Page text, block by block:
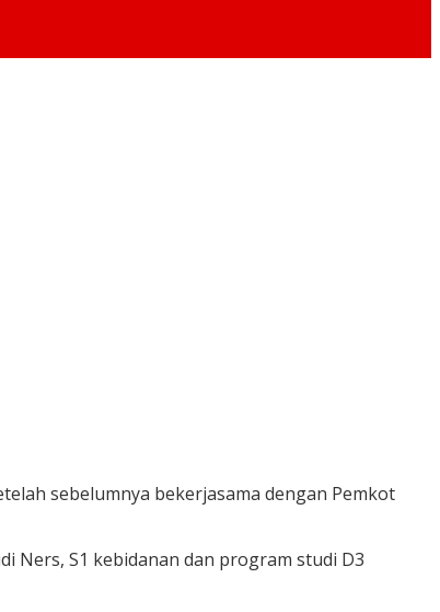
sebelumnya bekerjasama dengan Pemkot
Ners, S1 kebidanan dan program studi D3